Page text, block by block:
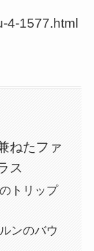
4-1577.html
ねたファ
ス
トリップ
ンのバウ